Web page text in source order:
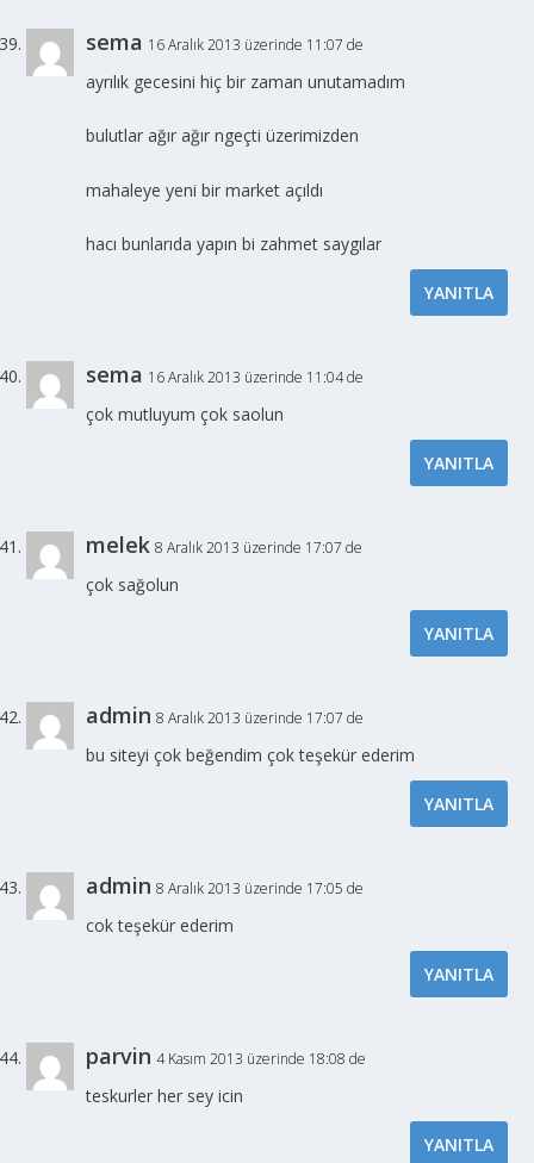
sema 16 Aralık 2013 üzerinde 11:07 de
ayrılık gecesini hiç bir zaman unutamadım
bulutlar ağır ağır ngeçti üzerimizden
mahaleye yeni bir market açıldı
hacı bunlarıda yapın bi zahmet saygılar
YANITLA
sema 16 Aralık 2013 üzerinde 11:04 de
çok mutluyum çok saolun
YANITLA
melek 8 Aralık 2013 üzerinde 17:07 de
çok sağolun
YANITLA
admin 8 Aralık 2013 üzerinde 17:07 de
bu siteyi çok beğendim çok teşekür ederim
YANITLA
admin 8 Aralık 2013 üzerinde 17:05 de
cok teşekür ederim
YANITLA
parvin 4 Kasım 2013 üzerinde 18:08 de
teskurler her sey icin
YANITLA